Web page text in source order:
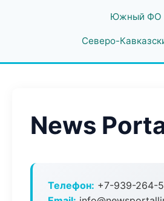
Южный ФО
Северо-
News
Телефон: +7-939-264-